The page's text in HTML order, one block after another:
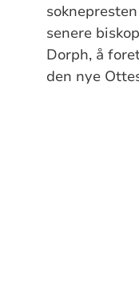
senere
Dorph, å
den nye